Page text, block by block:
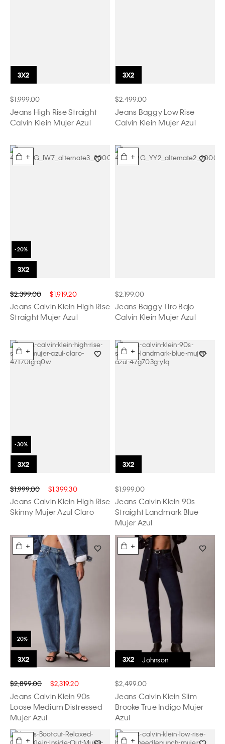
$1,999.00
Jeans High Rise Straight
Calvin Klein Mujer Azul
$2,499.00
Jeans Baggy Low Rise
Calvin Klein Mujer Azul
+
$2,399.00 $1,919.20
Jeans Calvin Klein High Rise
Straight Mujer Azul
+
$2,199.00
Jeans Baggy Tiro Bajo
Calvin Klein Mujer Azul
+
$1,999.00 $1,399.30
Jeans Calvin Klein High Rise
Skinny Mujer Azul Claro
+
$1,999.00
Jeans Calvin Klein 90s
Straight Landmark Blue
Mujer Azul
+
$2,899.00 $2,319.20
Jeans Calvin Klein 90s
Loose Medium Distressed
Mujer Azul
Dakota Johnson
+
$2,499.00
Jeans Calvin Klein Slim
Brooke True Indigo Mujer
Azul
+ +